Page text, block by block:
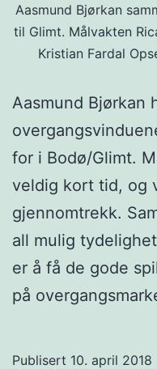
Aasmund Bjørkan
til Glimt. Målvakten
Kristian Fardal
Aasmund Bjørkan
for i Bodø/Glimt.
veldig kort tid, og
gjennomtrekk.
all mulig
er å få de gode
på
Publisert 10. april 2018